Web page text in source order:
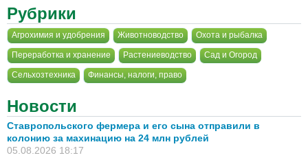
Рубрики
Агрохимия и удобрения Животноводство Охота и рыбалка
Переработка и хранение Растениеводство Сад и Огород
Сельхозтехника Финансы, налоги, право
Новости
Ставропольского фермера и его сына отправили в
колонию за махинацию на 24 млн рублей
05.08.2026 18:17